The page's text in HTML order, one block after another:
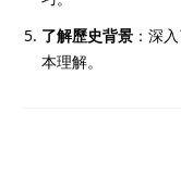
了解歷史背景 ：深
本理解。